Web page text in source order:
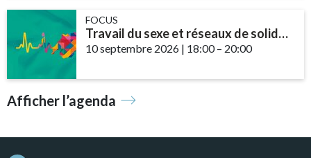
FOCUS
Travail du sexe et réseaux de solidarité – le rôle des communautés et des ...
10 septembre 2026 | 18:00– 20:00
Afficher l’agenda